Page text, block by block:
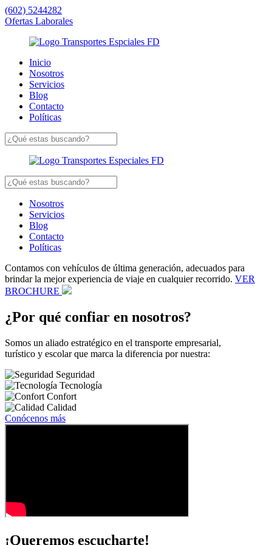
(602) 5244282
Ofertas Laborales
Inicio
Nosotros
Servicios
Blog
Contacto
Políticas
Nosotros
Servicios
Blog
Contacto
Políticas
Contamos con vehículos de última generación, adecuados para
brindar la mejor experiencia de viaje en cualquier recorrido. VER
BROCHURE
¿Por qué confiar en nosotros?
Somos un aliado estratégico en el transporte empresarial,
turístico y escolar que marca la diferencia por nuestra:
Seguridad
Tecnología
Confort
Calidad
Conócenos más
¡Queremos escucharte!